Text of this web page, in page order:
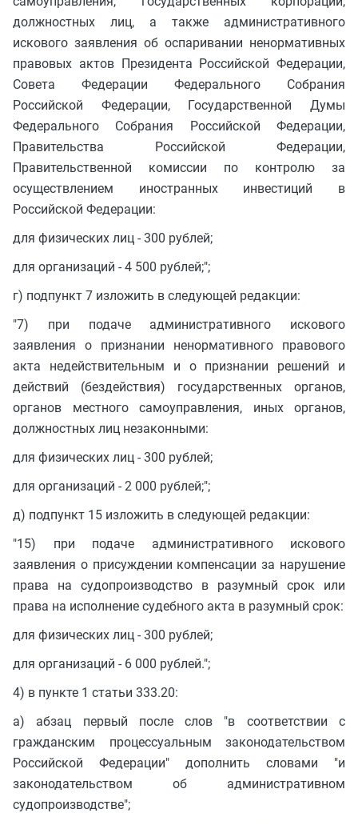
должностных лиц, а также административного
искового заявления об оспаривании ненормативных
правовых актов Президента Российской Федерации,
Совета Федерации Федерального Собрания
Российской Федерации, Государственной Думы
Федерального Собрания Российской Федерации,
Правительства Российской Федерации,
Правительственной комиссии по контролю за
осуществлением иностранных инвестиций в
Российской Федерации:
для физических лиц - 300 рублей;
для организаций - 4 500 рублей;";
г) подпункт 7 изложить в следующей редакции:
"7) при подаче административного искового
заявления о признании ненормативного правового
акта недействительным и о признании решений и
действий (бездействия) государственных органов,
органов местного самоуправления, иных органов,
должностных лиц незаконными:
для физических лиц - 300 рублей;
для организаций - 2 000 рублей;";
д) подпункт 15 изложить в следующей редакции:
"15) при подаче административного искового
заявления о присуждении компенсации за нарушение
права на судопроизводство в разумный срок или
права на исполнение судебного акта в разумный срок:
для физических лиц - 300 рублей;
для организаций - 6 000 рублей.";
4) в пункте 1 статьи 333.20:
а) абзац первый после слов "в соответствии с
гражданским процессуальным законодательством
Российской Федерации" дополнить словами "и
законодательством об административном
судопроизводстве";